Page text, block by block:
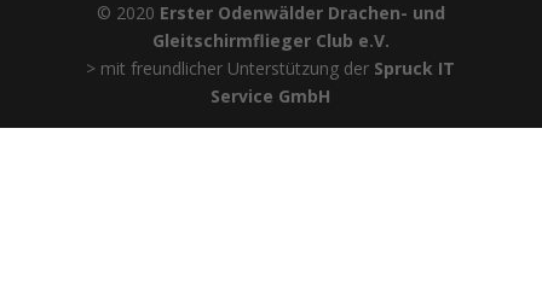
© 2020 Erster Odenwälder Drachen- und
Gleitschirmflieger Club e.V.
> mit freundlicher Unterstützung der Spruck IT
Service GmbH